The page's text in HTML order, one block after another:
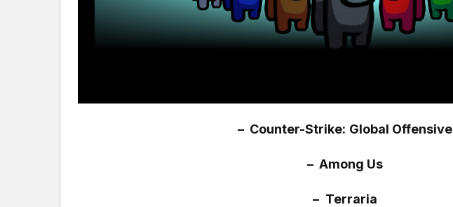
– Counter-Strike: Global Offensive
– Among Us
– Terraria